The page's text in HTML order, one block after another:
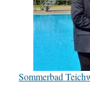
Sommerbad